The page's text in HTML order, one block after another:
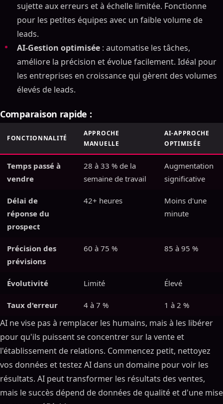
sujette aux erreurs et à échelle limitée. Fonctionne
pour les petites équipes avec un faible volume de
leads.
AI-Gestion optimisée : automatise les tâches,
améliore la précision et évolue facilement. Idéal pour
les entreprises en croissance qui gèrent des volumes
élevés de leads.
Comparaison rapide :
FONCTIONNALITÉ
APPROCHE
MANUELLE
AI-APPROCHE
OPTIMISÉE
Temps passé à
vendre
28 à 33 % de la
semaine de travail
Augmentation
significative
Délai de
réponse du
prospect
42+ heures
Moins d'une
minute
Précision des
prévisions
60 à 75 % 85 à 95 %
Évolutivité Limité Élevé
Taux d'erreur 4 à 7 % 1 à 2 %
AI ne vise pas à remplacer les humains, mais à les libérer
pour qu'ils puissent se concentrer sur la vente et
l'établissement de relations. Commencez petit, nettoyez
vos données et testez AI dans un domaine pour voir les
résultats. AI peut transformer les résultats des ventes,
mais le succès dépend de données de qualité et d'une mise